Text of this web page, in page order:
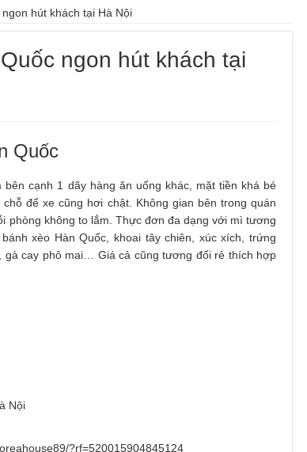
hút khách tại Hà Nội
ngon hút khách tại
Quốc
cạnh 1 dãy hàng ăn uống khác, mặt tiền khá bé
để xe cũng hơi chật. Không gian bên trong quán
phòng không to lắm. Thực đơn đa dạng với mì tương
xèo Hàn Quốc, khoai tây chiên, xúc xích, trứng
gà cay phô mai… Giá cả cũng tương đối rẻ thích hợp
Nội
?rf=520015904845124